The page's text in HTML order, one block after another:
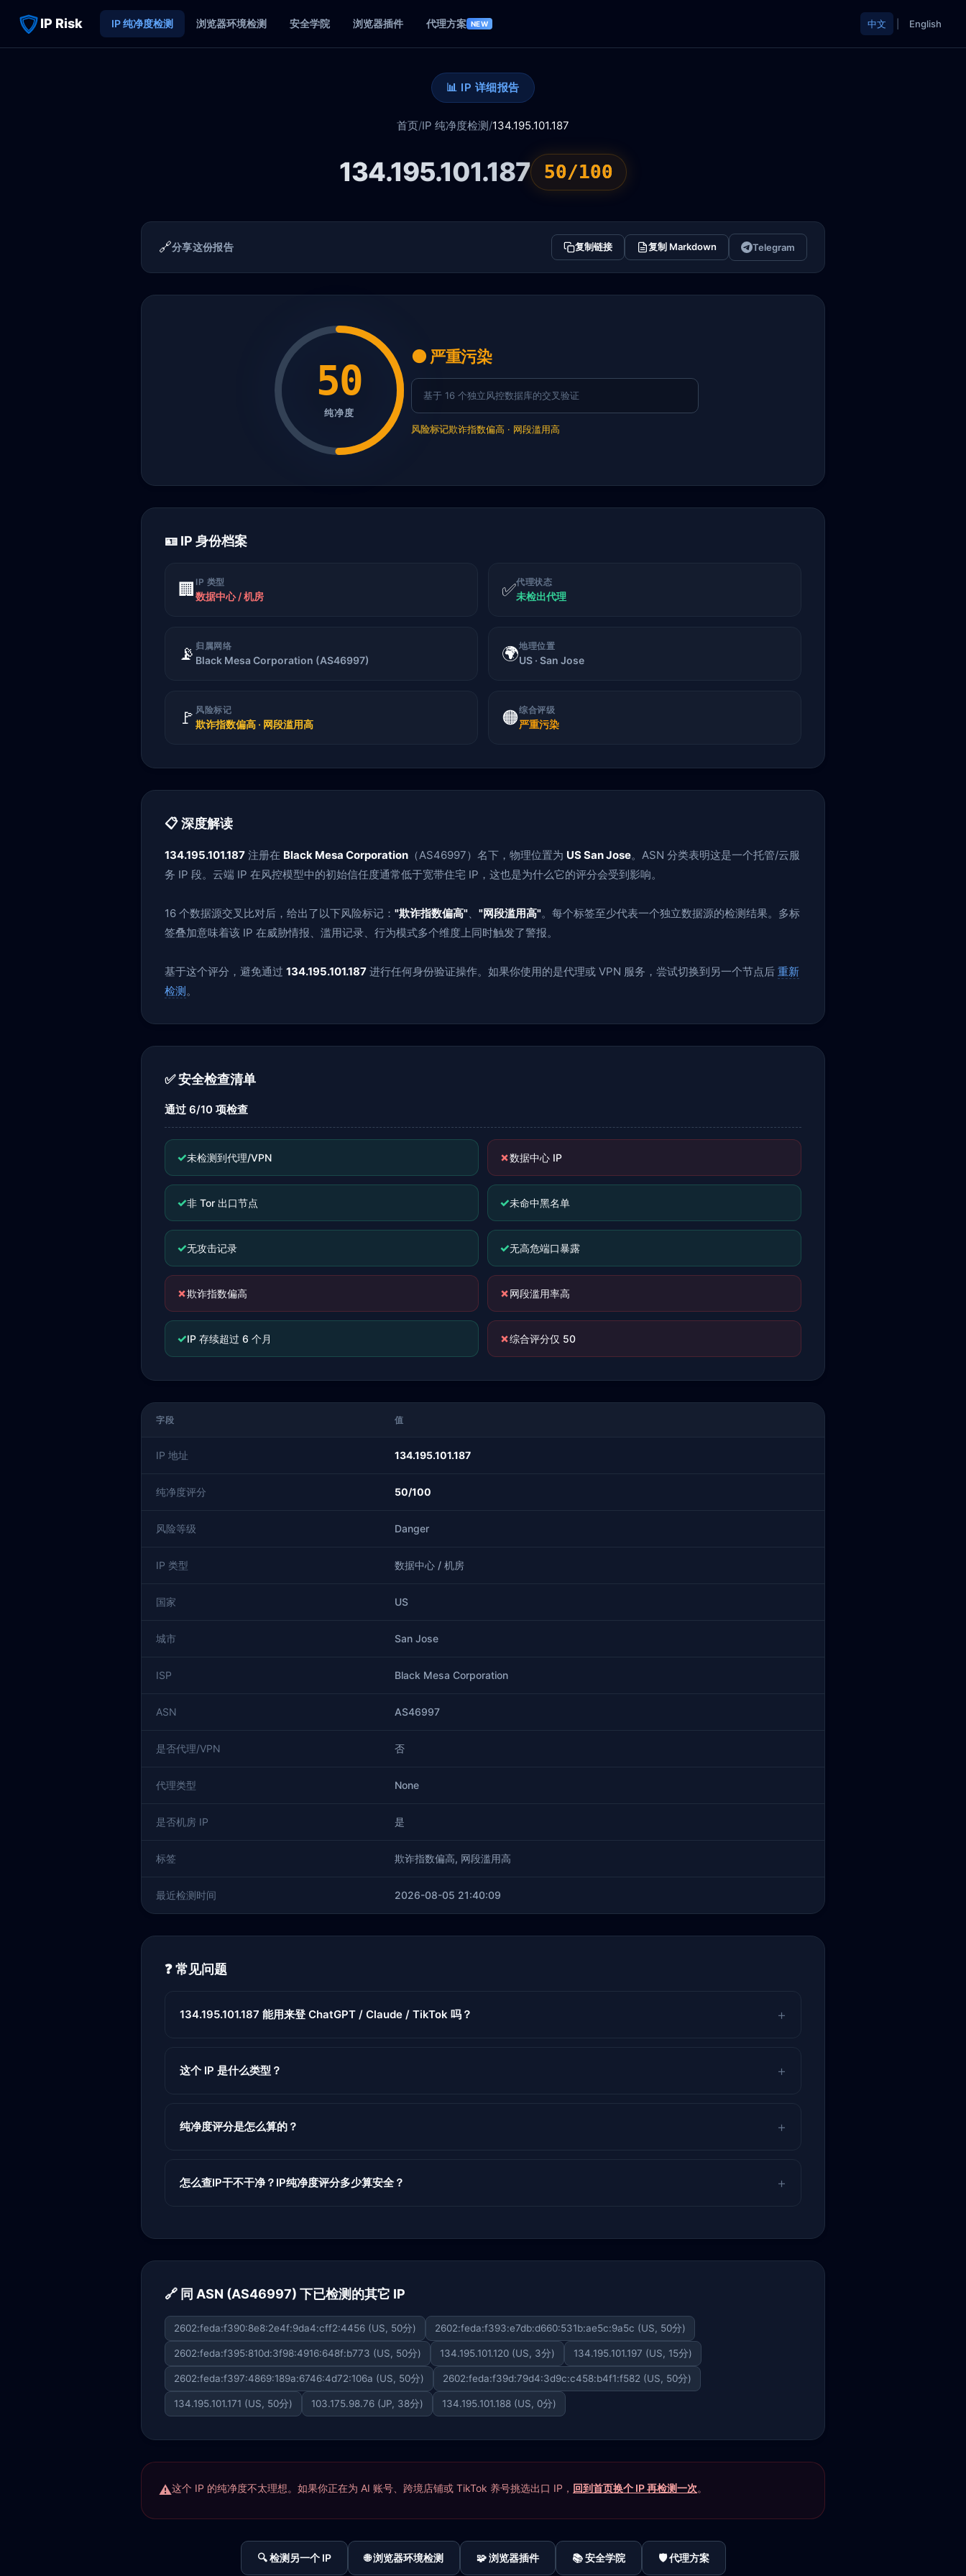
IP Risk IP 纯净度检测 浏览器环境检测 安全学院 浏览器插件 代理方案 NEW 中文 English
📊 IP 详细报告
首页/IP 纯净度检测/134.195.101.187
134.195.101.187 50/100
🔗分享这份报告 复制链接 复制 Markdown Telegram
50
纯净度
🟠 严重污染
基于 16 个独立风控数据库的交叉验证
风险标记欺诈指数偏高 · 网段滥用高
🪪 IP 身份档案
🏢 IP 类型
数据中心 / 机房 ✅代理状态
未检出代理
📡 归属网络
Black Mesa Corporation (AS46997) 🌍地理位置
US · San Jose
🚩 风险标记
欺诈指数偏高 · 网段滥用高 🟠综合评级
严重污染
📋 深度解读
134.195.101.187 注册在 Black Mesa Corporation （AS46997）名下，物理位置为 US San Jose。ASN 分类表明这是一个托管/云服
务 IP 段。云端 IP 在风控模型中的初始信任度通常低于宽带住宅 IP，这也是为什么它的评分会受到影响。
16 个数据源交叉比对后，给出了以下风险标记： "欺诈指数偏高"、 "网段滥用高"。每个标签至少代表一个独立数据源的检测结果。多标
签叠加意味着该 IP 在威胁情报、滥用记录、行为模式多个维度上同时触发了警报。
基于这个评分，避免通过 134.195.101.187 进行任何身份验证操作。如果你使用的是代理或 VPN 服务，尝试切换到另一个节点后 重新
检测。
✅ 安全检查清单
通过 6/10 项检查
✓未检测到代理/VPN ✗数据中心 IP
✓非 Tor 出口节点 ✓未命中黑名单
✓无攻击记录 ✓无高危端口暴露
✗欺诈指数偏高 ✗网段滥用率高
✓IP 存续超过 6 个月 ✗综合评分仅 50
字段 值
IP 地址 134.195.101.187
纯净度评分 50/100
风险等级 Danger
IP 类型 数据中心 / 机房
国家 US
城市 San Jose
ISP Black Mesa Corporation
ASN AS46997
是否代理/VPN 否
代理类型 None
是否机房 IP 是
标签 欺诈指数偏高, 网段滥用高
最近检测时间 2026-08-05 21:40:09
❓ 常见问题
134.195.101.187 能用来登 ChatGPT / Claude / TikTok 吗？
这个 IP 是什么类型？
纯净度评分是怎么算的？
怎么查IP干不干净？IP纯净度评分多少算安全？
🔗 同 ASN (AS46997) 下已检测的其它 IP
2602:feda:f390:8e8:2e4f:9da4:cff2:4456 (US, 50分) 2602:feda:f393:e7db:d660:531b:ae5c:9a5c (US, 50分)
2602:feda:f395:810d:3f98:4916:648f:b773 (US, 50分) 134.195.101.120 (US, 3分) 134.195.101.197 (US, 15分)
2602:feda:f397:4869:189a:6746:4d72:106a (US, 50分) 2602:feda:f39d:79d4:3d9c:c458:b4f1:f582 (US, 50分)
134.195.101.171 (US, 50分) 103.175.98.76 (JP, 38分) 134.195.101.188 (US, 0分)
这个 IP 的纯净度不太理想。如果你正在为 AI 账号、跨境店铺或 TikTok 养号挑选出口 IP， 回到首页换个 IP 再检测一次。
🔍 检测另一个 IP 🌐 浏览器环境检测 🧩 浏览器插件 📚 安全学院 🛡️ 代理方案